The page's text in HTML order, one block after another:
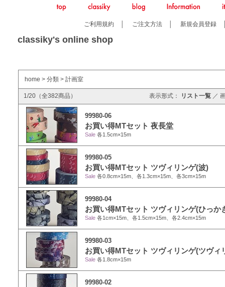
ご利用規約 ご注文方法 新規会員登録
classiky's online shop
home > 分類 > 計画室
1/20（全382商品） 表示形式： リスト一覧 ／
99980-06
お買い得MTセット 夜長堂
Sale 各1.5cm×15m
99980-05
お買い得MTセット ツヴィリンゲ(波)
Sale 各0.8cm×15m、各1.3cm×15m、各3cm×15m
99980-04
お買い得MTセット ツヴィリンゲ(ひっか
Sale 各1cm×15m、各1.5cm×15m、各2.4cm×15m
99980-03
お買い得MTセット ツヴィリンゲ(ツヴィ
Sale 各1.8cm×15m
99980-02